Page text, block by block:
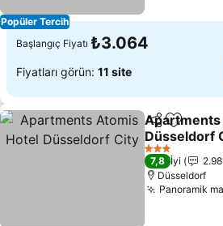
Popüler Tercih
Başlangıç Fiyatı ₺3.064
Fiyatları görün: 11 site
Paylaş
Düsseldorf
Fiyatları
3 Yıldız
7,8 İyi
Düsseldorf
Panoramik